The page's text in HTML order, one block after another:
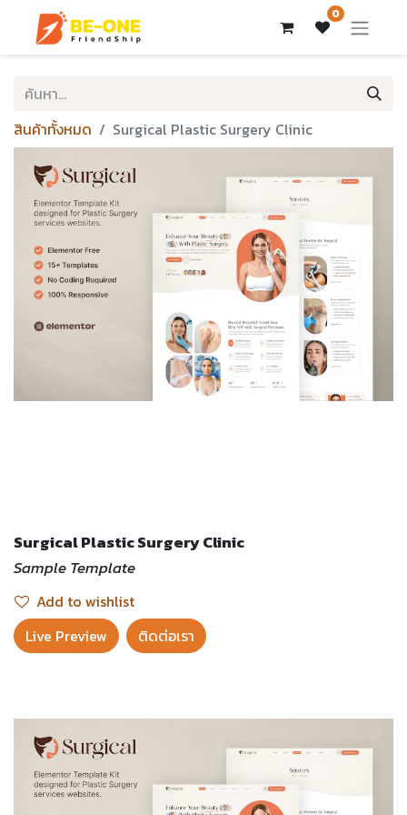
0
สินค้าทั้งหมด Surgical Plastic Surgery Clinic
Surgical Plastic Surgery Clinic
Sample Template
Add to wishlist
Live Preview​
ติดต่อเรา